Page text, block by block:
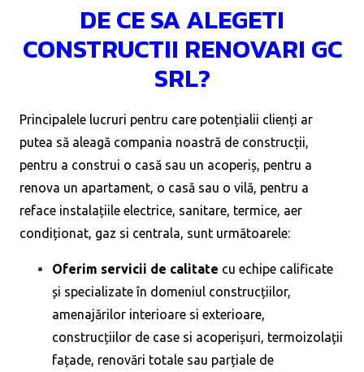
DE CE SA ALEGETI
CONSTRUCTII RENOVARI GC
SRL?
Principalele lucruri pentru care potențialii clienți ar
putea să aleagă compania noastră de construcții,
pentru a construi o casă sau un acoperiș, pentru a
renova un apartament, o casă sau o vilă, pentru a
reface instalațiile electrice, sanitare, termice, aer
condiționat, gaz si centrala, sunt următoarele:
Oferim servicii de calitate cu echipe calificate
și specializate în domeniul construcțiilor,
amenajărilor interioare si exterioare,
construcțiilor de case si acoperișuri, termoizolații
fațade, renovări totale sau parțiale de